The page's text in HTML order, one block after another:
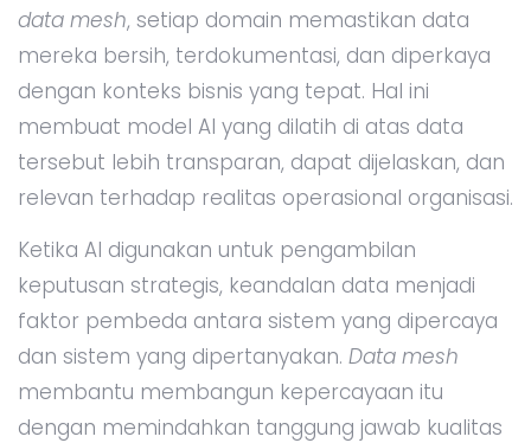
data mesh, setiap domain memastikan data
mereka bersih, terdokumentasi, dan diperkaya
dengan konteks bisnis yang tepat. Hal ini
membuat model AI yang dilatih di atas data
tersebut lebih transparan, dapat dijelaskan, dan
relevan terhadap realitas operasional organisasi.
Ketika AI digunakan untuk pengambilan
keputusan strategis, keandalan data menjadi
faktor pembeda antara sistem yang dipercaya
dan sistem yang dipertanyakan. Data mesh
membantu membangun kepercayaan itu
dengan memindahkan tanggung jawab kualitas